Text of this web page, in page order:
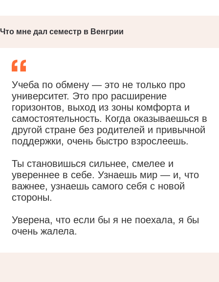
Что мне дал семестр в Венгрии
Учеба по обмену — это не только про
университет. Это про расширение
горизонтов, выход из зоны комфорта и
самостоятельность. Когда оказываешься в
другой стране без родителей и привычной
поддержки, очень быстро взрослеешь.
Ты становишься сильнее, смелее и
увереннее в себе. Узнаешь мир — и, что
важнее, узнаешь самого себя с новой
стороны.
Уверена, что если бы я не поехала, я бы
очень жалела.